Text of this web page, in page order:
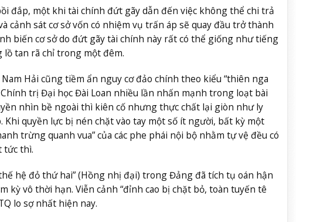
đắp, một khi tài chính đứt gãy dẫn đến việc không thể chi trả
cảnh sát cơ sở vốn có nhiệm vụ trấn áp sẽ quay đầu trở thành
biến cơ sở do đứt gãy tài chính này rất có thể giống như tiếng
tan rã chỉ trong một đêm.
Hải cũng tiềm ẩn nguy cơ đảo chính theo kiểu “thiên nga
trị Đại học Đài Loan nhiều lần nhấn mạnh trong loạt bài
nhìn bề ngoài thì kiên cố nhưng thực chất lại giòn như ly
quyền lực bị nén chặt vào tay một số ít người, bất kỳ một
trừng quanh vua” của các phe phái nội bộ nhằm tự vệ đều có
tức thì.
hệ đỏ thứ hai” (Hồng nhị đại) trong Đảng đã tích tụ oán hận
kỳ vô thời hạn. Viễn cảnh “đỉnh cao bị chặt bỏ, toàn tuyến tê
lo sợ nhất hiện nay.